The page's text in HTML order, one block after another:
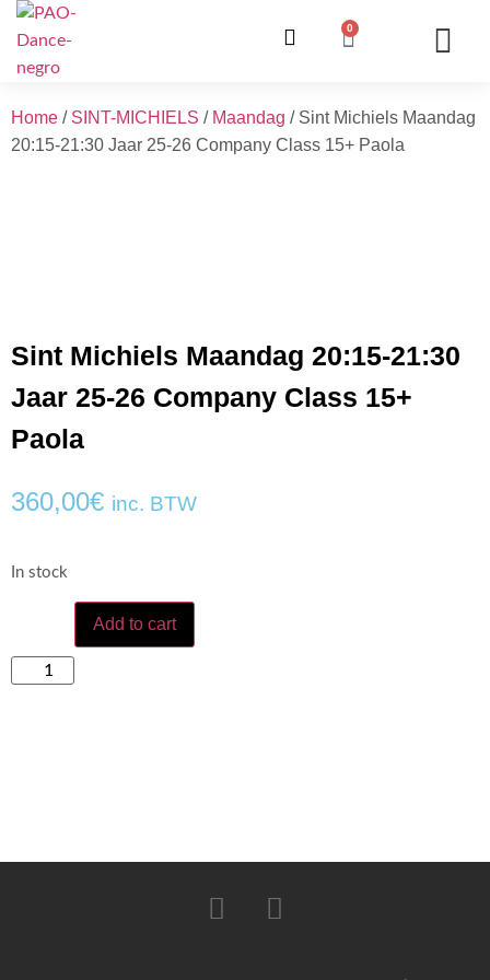
0
Home / SINT-MICHIELS / Maandag / Sint Michiels Maandag
20:15-21:30 Jaar 25-26 Company Class 15+ Paola
Sint Michiels Maandag 20:15-21:30
Jaar 25-26 Company Class 15+
Paola
360,00€ inc. BTW
In stock
Add to cart